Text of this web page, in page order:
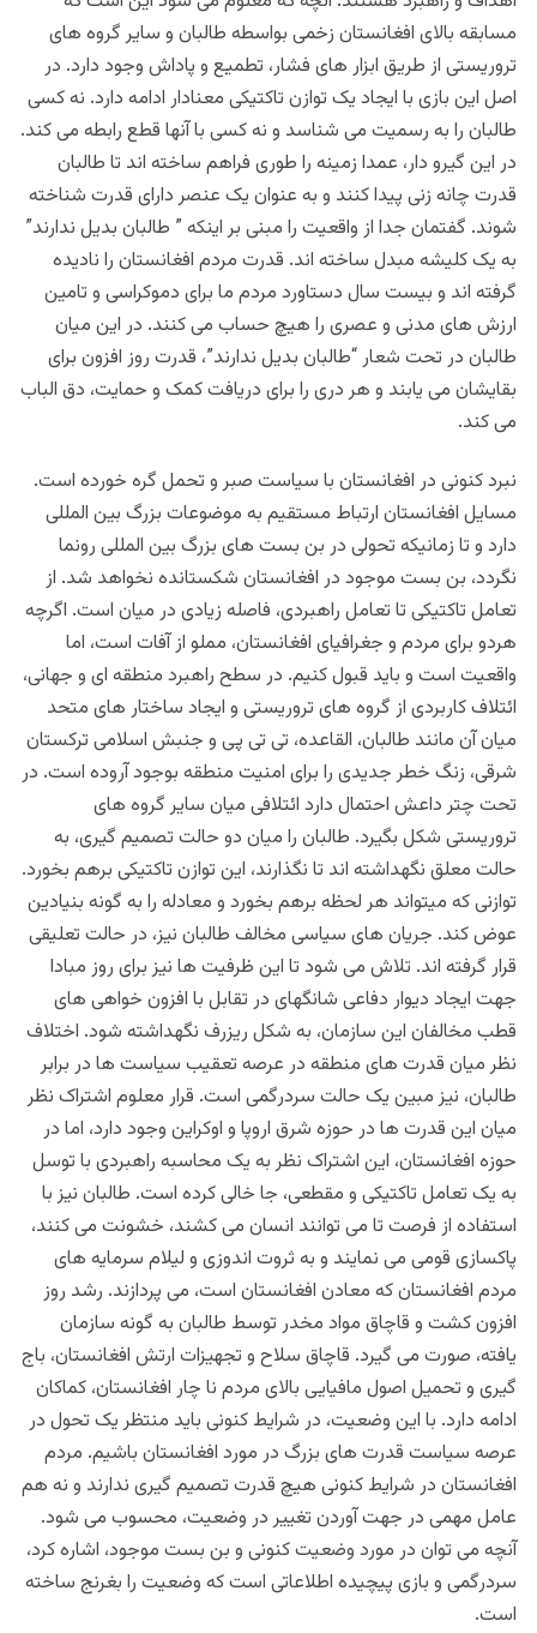
مسابقه بالای افغانستان زخمی بواسطه طالبان و سایر گروه های
تروریستی از طریق ابزار های فشار، تطمیع و پاداش وجود دارد. در
اصل این بازی با ایجاد یک توازن تاکتیکی معنادار ادامه دارد. نه کسی
طالبان را به رسمیت می شناسد و نه کسی با آنها قطع رابطه می کند.
در این گیرو دار، عمدا زمینه را طوری فراهم ساخته اند تا طالبان
قدرت چانه زنی پیدا کنند و به عنوان یک عنصر دارای قدرت شناخته
شوند. گفتمان جدا از واقعیت را مبنی بر اینکه ” طالبان بدیل ندارند”
به یک کلیشه مبدل ساخته اند. قدرت مردم افغانستان را نادیده
گرفته اند و بیست سال دستاورد مردم ما برای دموکراسی و تامین
ارزش های مدنی و عصری را هیچ حساب می کنند. در این میان
طالبان در تحت شعار “طالبان بدیل ندارند”، قدرت روز افزون برای
بقایشان می یابند و هر دری را برای دریافت کمک و حمایت، دق الباب
می کند.
نبرد کنونی در افغانستان با سیاست صبر و تحمل گره خورده است.
مسایل افغانستان ارتباط مستقیم به موضوعات بزرگ بین المللی
دارد و تا زمانیکه تحولی در بن بست های بزرگ بین المللی رونما
نگردد، بن بست موجود در افغانستان شکستانده نخواهد شد. از
تعامل تاکتیکی تا تعامل راهبردی، فاصله زیادی در میان است. اگرچه
هردو برای مردم و جغرافیای افغانستان، مملو از آفات است، اما
واقعیت است و باید قبول کنیم. در سطح راهبرد منطقه ای و جهانی،
ائتلاف کاربردی از گروه های تروریستی و ایجاد ساختار های متحد
میان آن مانند طالبان، القاعده، تی تی پی و جنبش اسلامی ترکستان
شرقی، زنگ خطر جدیدی را برای امنیت منطقه بوجود آروده است. در
تحت چتر داعش احتمال دارد ائتلافی میان سایر گروه های
تروریستی شکل بگیرد. طالبان را میان دو حالت تصمیم گیری، به
حالت معلق نگهداشته اند تا نگذارند، این توازن تاکتیکی برهم بخورد.
توازنی که میتواند هر لحظه برهم بخورد و معادله را به گونه بنیادین
عوض کند. جریان های سیاسی مخالف طالبان نیز، در حالت تعلیقی
قرار گرفته اند. تلاش می شود تا این ظرفیت ها نیز برای روز مبادا
جهت ایجاد دیوار دفاعی شانگهای در تقابل با افزون خواهی های
قطب مخالفان این سازمان، به شکل ریزرف نگهداشته شود. اختلاف
نظر میان قدرت های منطقه در عرصه تعقیب سیاست ها در برابر
طالبان، نیز مبین یک حالت سردرگمی است. قرار معلوم اشتراک نظر
میان این قدرت ها در حوزه شرق اروپا و اوکراین وجود دارد، اما در
حوزه افغانستان، این اشتراک نظر به یک محاسبه راهبردی با توسل
به یک تعامل تاکتیکی و مقطعی، جا خالی کرده است. طالبان نیز با
استفاده از فرصت تا می توانند انسان می کشند، خشونت می کنند،
پاکسازی قومی می نمایند و به ثروت اندوزی و لیلام سرمایه های
مردم افغانستان که معادن افغانستان است، می پردازند. رشد روز
افزون کشت و قاچاق مواد مخدر توسط طالبان به گونه سازمان
یافته، صورت می گیرد. قاچاق سلاح و تجهیزات ارتش افغانستان، باج
گیری و تحمیل اصول مافیایی بالای مردم نا چار افغانستان، کماکان
ادامه دارد. با این وضعیت، در شرایط کنونی باید منتظر یک تحول در
عرصه سیاست قدرت های بزرگ در مورد افغانستان باشیم. مردم
افغانستان در شرایط کنونی هیچ قدرت تصمیم گیری ندارند و نه هم
عامل مهمی در جهت آوردن تغییر در وضعیت، محسوب می شود.
آنچه می توان در مورد وضعیت کنونی و بن بست موجود، اشاره کرد،
سردرگمی و بازی پیچیده اطلاعاتی است که وضعیت را بغرنج ساخته
است.